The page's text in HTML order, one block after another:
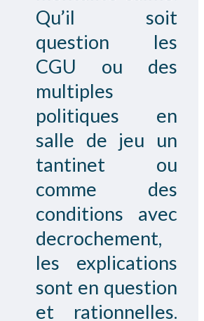
Qu’il soit
question les
CGU ou des
multiples
politiques en
salle de jeu un
tantinet ou
comme des
conditions avec
decrochement,
les explications
sont en question
et rationnelles.